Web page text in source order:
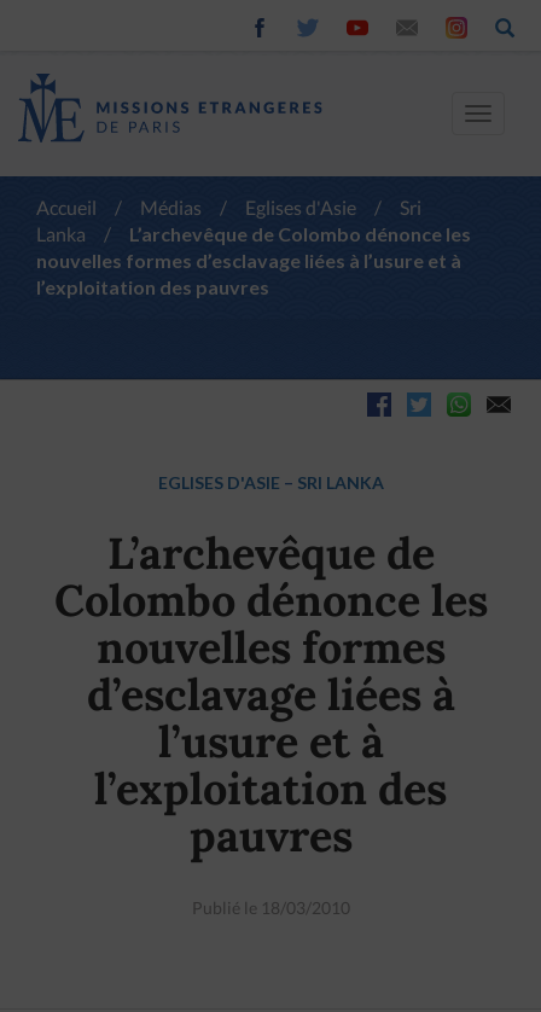
Toggle
Accueil / Médias / Eglises d'Asie /
Sri
Lanka
/
L’archevêque de Colombo dénonce les
nouvelles formes d’esclavage liées à l’usure et à
l’exploitation des pauvres
EGLISES D'ASIE – SRI LANKA
L’archevêque de
Colombo dénonce les
nouvelles formes
d’esclavage liées à
l’usure et à
l’exploitation des
pauvres
Publié le 18/03/2010